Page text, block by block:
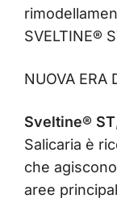
SVELTINE®
NUOVA ERA
Sveltine® ST
Salicaria è
che
aree